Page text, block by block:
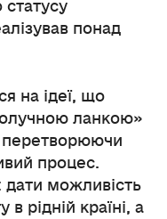
статусу
понад
на ідеї, що
ланкою»
процес.
дати можливість
в рідній країні, а